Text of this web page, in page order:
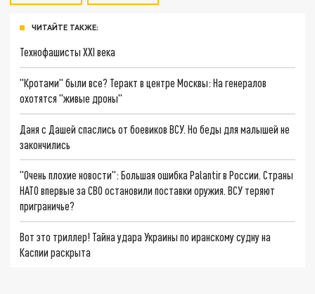
ЧИТАЙТЕ ТАКЖЕ:
Технофашисты XXI века
"Кротами" были все? Теракт в центре Москвы: На генералов
охотятся "живые дроны"
Даня с Дашей спаслись от боевиков ВСУ. Но беды для малышей не
закончились
"Очень плохие новости": Большая ошибка Palantir в России. Страны
НАТО впервые за СВО остановили поставки оружия. ВСУ теряют
приграничье?
Вот это триллер! Тайна удара Украины по иранскому судну на
Каспии раскрыта